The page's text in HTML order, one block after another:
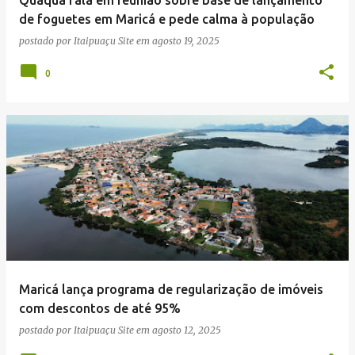
de foguetes em Maricá e pede calma à população
postado por Itaipuaçu Site em agosto 19, 2025
0
Maricá lança programa de regularização de imóveis
com descontos de até 95%
postado por Itaipuaçu Site em agosto 12, 2025